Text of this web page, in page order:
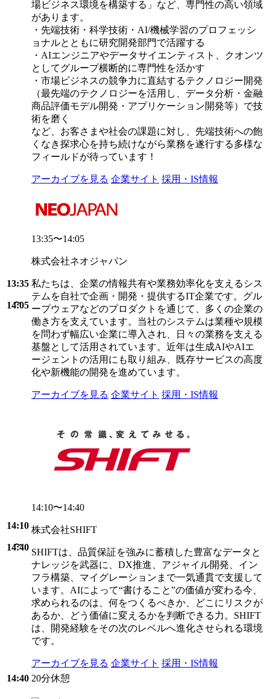
場ビジネス環境を構築する」など、専門性の高い領域
があります。
・先端技術・科学技術・AI/機械学習のプロフェッシ
ョナルとともに研究開発部門で活躍する
・AIエンジニアやデータサイエンティスト、クオンツ
としてグループ横断的に専門性を活かす
・市場ビジネスの競争力に直結するテクノロジー開発
（最先端のテクノロジーを活用し、データ分析・金融
商品評価モデル開発・アプリケーション開発等）で技
術を磨く
など、お客さまや社会の課題に対し、先端技術への飽
くなき探求心を持ち続けながら業務を遂行する多様な
フィールドが待っています！
アーカイブを見る 企業サイト 採用・IS情報
13:35
14:05
13:35〜14:05
株式会社ネオジャパン
私たちは、企業の情報共有や業務効率化を支えるシス
テムを自社で企画・開発・提供するIT企業です。グル
ープウェアなどのプロダクトを通じて、多くの企業の
働き方を支えています。当社のシステムは業種や規模
を問わず幅広い企業に導入され、日々の業務を支える
基盤として活用されています。近年は生成AIやAIエ
ージェントの活用にも取り組み、既存サービスの高度
化や新機能の開発を進めています。
アーカイブを見る 企業サイト 採用・IS情報
14:10
14:40
14:10〜14:40
株式会社SHIFT
SHIFTは、品質保証を強みに蓄積した豊富なデータと
ナレッジを武器に、DX推進、アジャイル開発、イン
フラ構築、マイグレーションまで一気通貫で支援して
います。AIによって“書けること”の価値が変わる今、
求められるのは、何をつくるべきか、どこにリスクが
あるか、どう価値に変えるかを判断できる力。SHIFT
は、開発経験をその次のレベルへ進化させられる環境
です。
アーカイブを見る 企業サイト 採用・IS情報
14:40 20分休憩